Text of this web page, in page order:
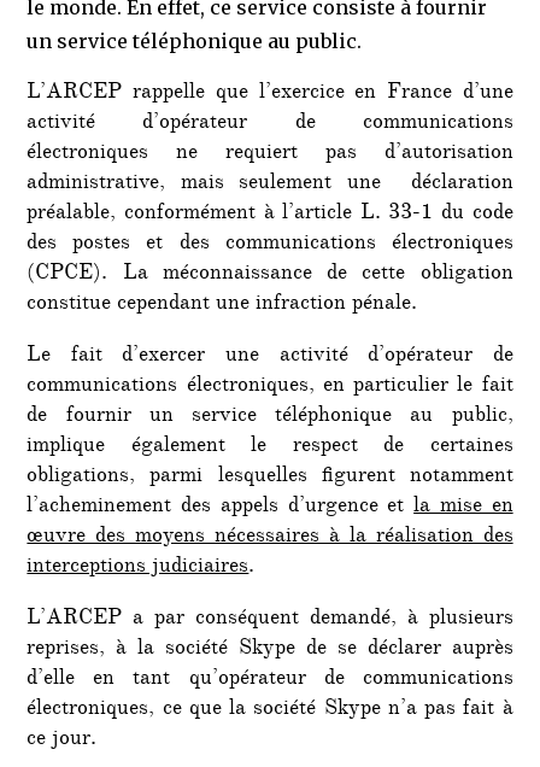
le monde. En effet, ce service consiste à fournir
un service téléphonique au public.
L’ARCEP rappelle que l’exercice en France d’une
activité d’opérateur de communications
électroniques ne requiert pas d’autorisation
administrative, mais seulement une déclaration
préalable, conformément à l’article L. 33-1 du code
des postes et des communications électroniques
(CPCE). La méconnaissance de cette obligation
constitue cependant une infraction pénale.
Le fait d’exercer une activité d’opérateur de
communications électroniques, en particulier le fait
de fournir un service téléphonique au public,
implique également le respect de certaines
obligations, parmi lesquelles figurent notamment
l’acheminement des appels d’urgence etla mise en
œuvre des moyens nécessaires à la réalisation des
interceptions judiciaires.
L’ARCEP a par conséquent demandé, à plusieurs
reprises, à la société Skype de se déclarer auprès
d’elle en tant qu’opérateur de communications
électroniques, ce que la société Skype n’a pas fait à
ce jour.